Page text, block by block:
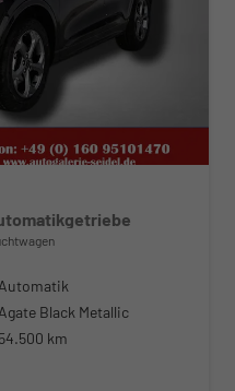
Automatik
Agate Black Metallic
54.500 km